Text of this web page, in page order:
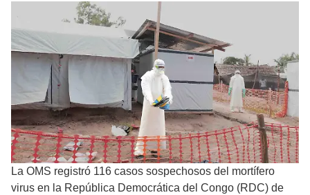
La OMS registró 116 casos sospechosos del mortífero
virus en la República Democrática del Congo (RDC) de